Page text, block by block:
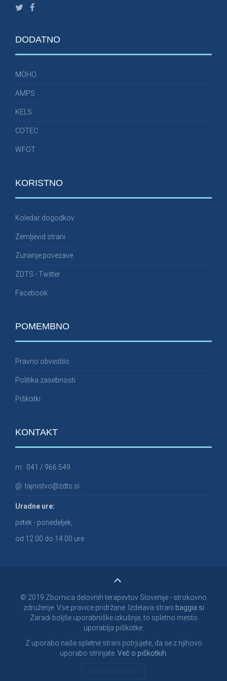
DODATNO
MOHO
AMPS
KELS
COTEC
WFOT
KORISTNO
Koledar dogodkov
Zemljevid strani
Zunanje povezave
ZDTS - Twitter
Facebook
POMEMBNO
Pravno obvestilo
Politika zasebnosti
Piškotki
KONTAKT
m: 041 / 966 549
@:tajnistvo@zdts.si
Uradne ure:
petek - ponedeljek,
od 12.00 do 14.00 ure
© 2019 Zbornica delovnih terapevtov Slovenije - strokovno
združenje. Vse pravice pridržane. Izdelava strani baggia.si
Zaradi boljše uporabniške izkušnje, to spletno mesto
uporablja piškotke.
Z uporabo naše spletne strani potrjujete, da se z njihovo
uporabo strinjate. Več o piškotkih.
STRINJAM SE